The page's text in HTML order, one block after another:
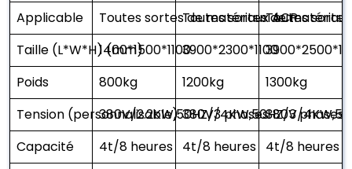
Applicable
Toutes sortes de matériaux ACP
Toutes sortes deToutes
Taille (L*W*H) (mm)1400*1500*11003900*2300*1100
Poids
800kg 1200kg
1300kg
Tension (personnalisable)380V/2.2KW,50HZ/3 phases
380V/4KW,50HZ/3 phases
380V/
Capacité
4t/8 heures 4t/8 heures 4t/8 heures